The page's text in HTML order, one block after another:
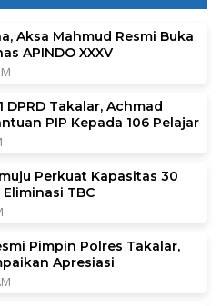
Aksa Mahmud Resmi Buka
APINDO XXXV
Takalar, Achmad
PIP Kepada 106 Pelajar
Perkuat Kapasitas 30
TBC
Pimpin Polres Takalar,
Apresiasi